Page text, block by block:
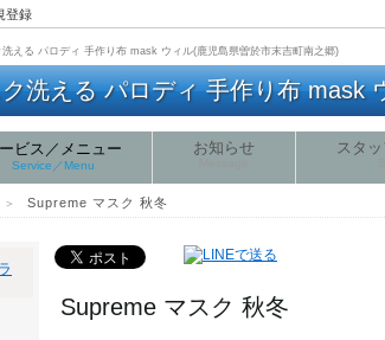
登録
える パロディ 手作り布 mask ウィル(鹿児島県曽於市末吉町南之郷)
洗える パロディ 手作り布 mask
ビス／メニュー
Service／Menu
お知らせ スタ
Supreme マスク 秋冬
Supreme マスク 秋冬